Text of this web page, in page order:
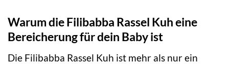
Warum die Filibabba Rassel Kuh eine
Bereicherung für dein Baby ist
Die Filibabba Rassel Kuh ist mehr als nur ein